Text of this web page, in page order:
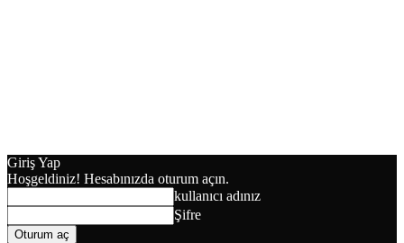
Giriş Yap
Hoşgeldiniz! Hesabınızda oturum açın.
kullanıcı adınız
Şifre